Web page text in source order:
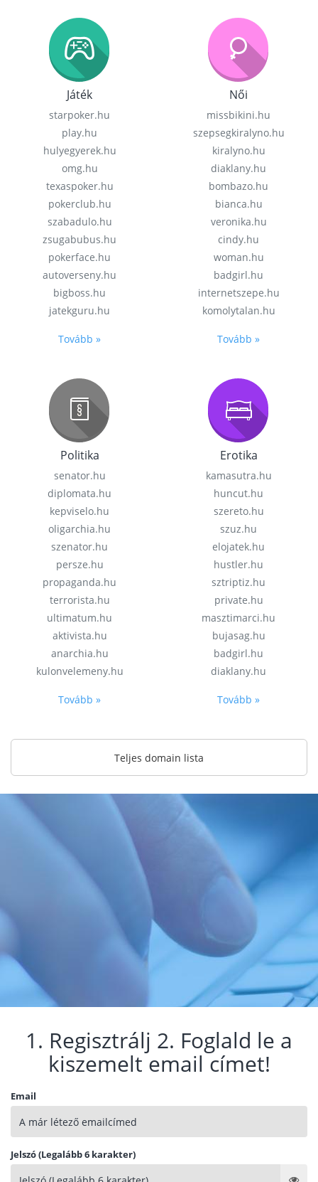
Játék
starpoker.hu
play.hu
hulyegyerek.hu
omg.hu
texaspoker.hu
pokerclub.hu
szabadulo.hu
zsugabubus.hu
pokerface.hu
autoverseny.hu
bigboss.hu
jatekguru.hu
Tovább »
Női
missbikini.hu
szepsegkiralyno.hu
kiralyno.hu
diaklany.hu
bombazo.hu
bianca.hu
veronika.hu
cindy.hu
woman.hu
badgirl.hu
internetszepe.hu
komolytalan.hu
Tovább »
Politika
senator.hu
diplomata.hu
kepviselo.hu
oligarchia.hu
szenator.hu
persze.hu
propaganda.hu
terrorista.hu
ultimatum.hu
aktivista.hu
anarchia.hu
kulonvelemeny.hu
Tovább »
Erotika
kamasutra.hu
huncut.hu
szereto.hu
szuz.hu
elojatek.hu
hustler.hu
sztriptiz.hu
private.hu
masztimarci.hu
bujasag.hu
badgirl.hu
diaklany.hu
Tovább »
Teljes domain lista
1. Regisztrálj 2. Foglald le a
kiszemelt email címet!
Email
Jelszó (Legalább 6 karakter)